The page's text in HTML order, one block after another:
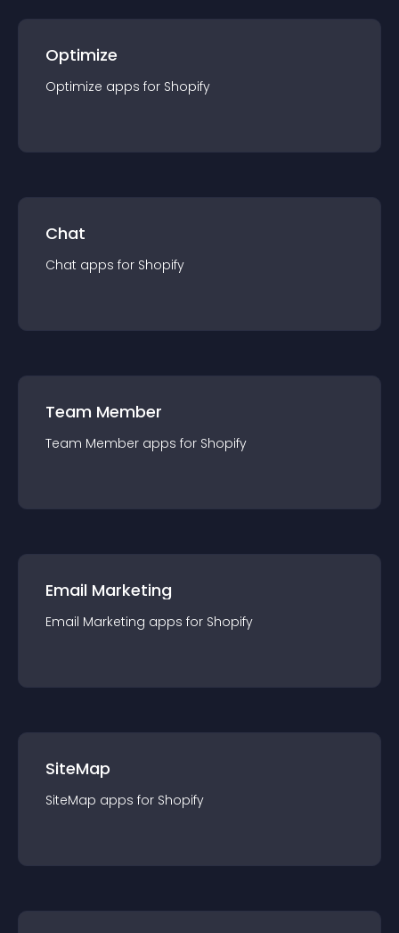
Optimize
Optimize apps for Shopify
Chat
Chat apps for Shopify
Team Member
Team Member apps for Shopify
Email Marketing
Email Marketing apps for Shopify
SiteMap
SiteMap apps for Shopify